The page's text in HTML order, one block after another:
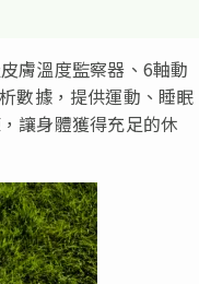
膚溫度監察器、6軸動
數據，提供運動、睡眠
讓身體獲得充足的休